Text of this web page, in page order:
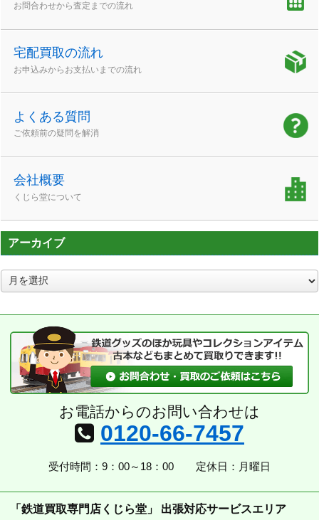
お問合わせから査定までの流れ
宅配買取の流れ
お申込みからお支払いまでの流れ
よくある質問
ご依頼前の疑問を解消
会社概要
くじら堂について
アーカイブ
ア
ー
ブ
お電話からのお問い合わせは
0120-66-7457
受付時間：9：00～18：00 定休日：月曜日
「鉄道買取専門店くじら堂」 出張対応サービスエリア